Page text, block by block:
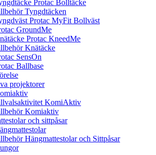
Protac Bolltäcke
Tyngdtäcken
Protac MyFit Bollväst
GroundMe
Protac KneedMe
Knätäcke
SensOn
Ballbase
projektorer
KomiAktiv
Komiaktiv
och sittpåsar
Hängmattestolar och Sittpåsar